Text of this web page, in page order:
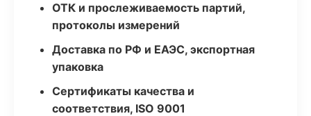
ОТК и прослеживаемость партий,
протоколы измерений
Доставка по РФ и ЕАЭС, экспортная
упаковка
Сертификаты качества и
соответствия, ISO 9001